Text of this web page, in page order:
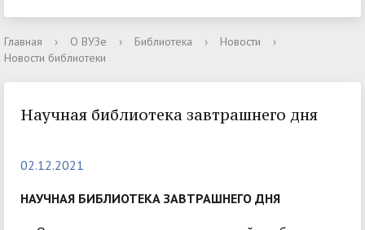
Главная › О ВУЗе › Библиотека › Новости
›
Новости библиотеки
Научная библиотека завтрашнего дня
02.12.2021
НАУЧНАЯ БИБЛИОТЕКА ЗАВТРАШНЕГО ДНЯ